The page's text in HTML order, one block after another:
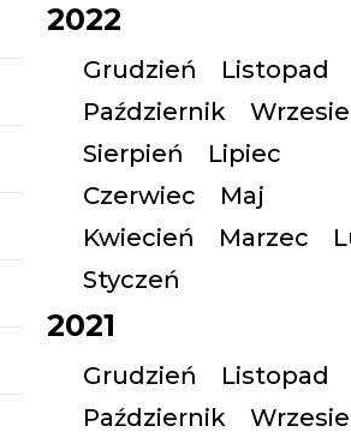
2022
Grudzień
Listopad
Październik
Sierpień
Lipiec
Czerwiec
Maj
Kwiecień
Marzec
Styczeń
2021
Grudzień
Listopad
Październik